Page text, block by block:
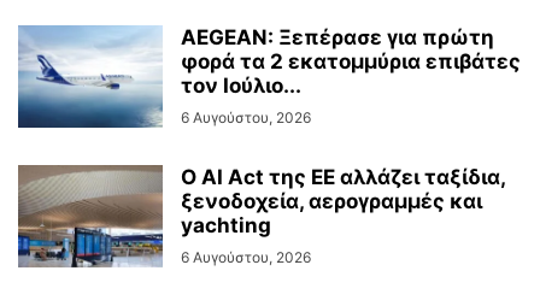
AEGEAN: Ξεπέρασε για πρώτη
φορά τα 2 εκατομμύρια επιβάτες
τον Ιούλιο...
6 Αυγούστου, 2026
Ο AI Act της ΕΕ αλλάζει ταξίδια,
ξενοδοχεία, αερογραμμές και
yachting
6 Αυγούστου, 2026